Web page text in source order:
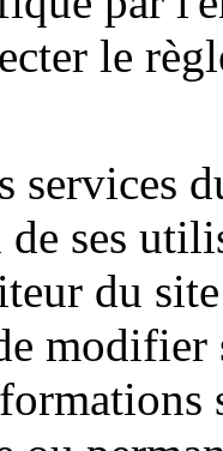
le
services
ses
du
modifier